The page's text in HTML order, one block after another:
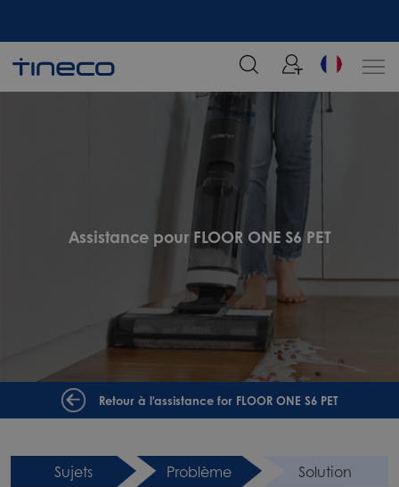
Rejoignez notre liste de diffusion et profitez de 5% de réduction sur votre
commande chez Tineco
Assistance pour FLOOR ONE S6 PET
Retour à l'assistance for FLOOR ONE S6 PET
Sujets Problème Solution